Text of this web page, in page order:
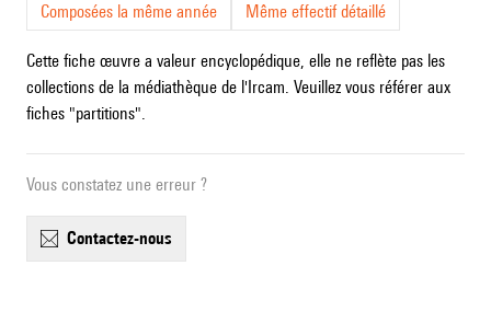
Composées la même année
Même effectif détaillé
Cette fiche œuvre a valeur encyclopédique, elle ne reflète pas les
collections de la médiathèque de l'Ircam. Veuillez vous référer aux
fiches "partitions".
Vous constatez une erreur ?
contactez-nous